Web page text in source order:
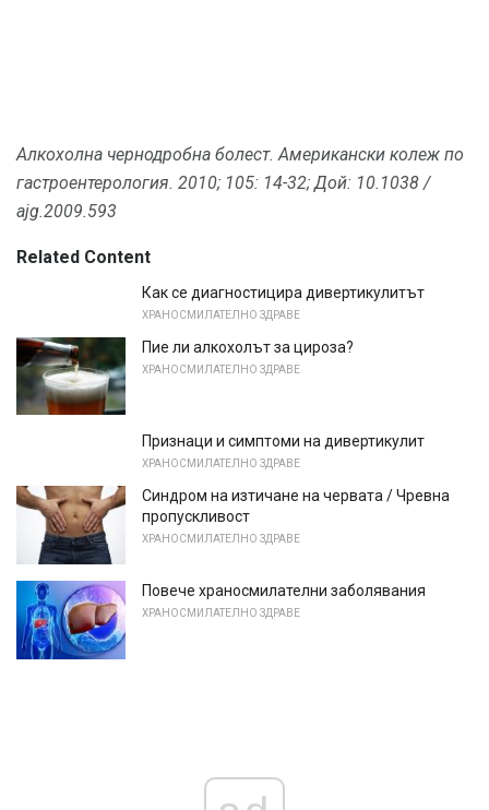
Алкохолна чернодробна болест. Американски колеж по
гастроентерология. 2010; 105: 14-32; Дой: 10.1038 /
ajg.2009.593
Related Content
Как се диагностицира дивертикулитът
ХРАНОСМИЛАТЕЛНО ЗДРАВЕ
Пие ли алкохолът за цироза?
ХРАНОСМИЛАТЕЛНО ЗДРАВЕ
Признаци и симптоми на дивертикулит
ХРАНОСМИЛАТЕЛНО ЗДРАВЕ
Синдром на изтичане на червата / Чревна
пропускливост
ХРАНОСМИЛАТЕЛНО ЗДРАВЕ
Повече храносмилателни заболявания
ХРАНОСМИЛАТЕЛНО ЗДРАВЕ